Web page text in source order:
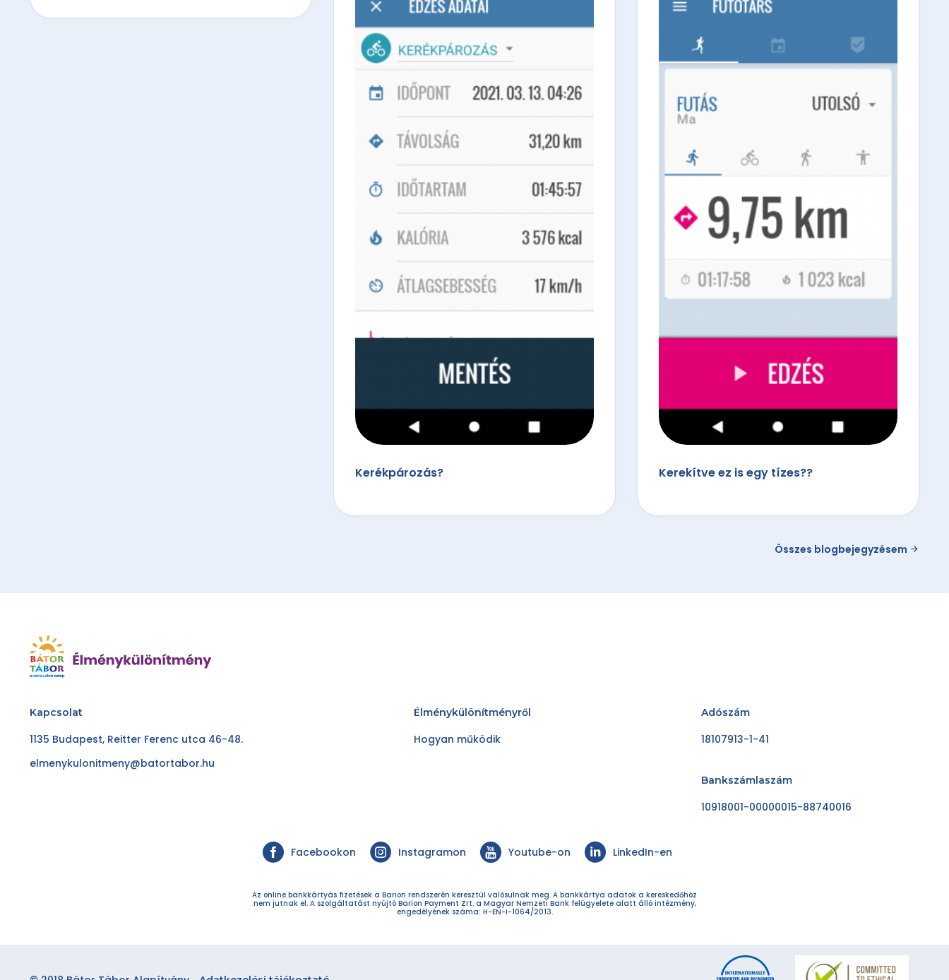
Kerékpározás? Kerekítve ez is egy tízes??
Összes blogbejegyzésem
Kapcsolat
1135 Budapest, Reitter Ferenc utca 46-48.
elmenykulonitmeny@batortabor.hu
Élménykülönítményről
Hogyan működik
Adószám
18107913-1-41
Bankszámlaszám
10918001-00000015-88740016
Facebookon Instagramon Youtube-on LinkedIn-en
Az online bankkártyás fizetések a Barion rendszerén keresztül valósulnak meg. A bankkártya adatok a kereskedőhöz
nem jutnak el. A szolgáltatást nyújtó Barion Payment Zrt. a Magyar Nemzeti Bank felügyelete alatt álló intézmény,
engedélyének száma: H-EN-I-1064/2013.